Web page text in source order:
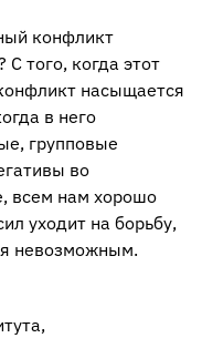
конфликт
С того, когда этот
насыщается
в него
групповые
во
всем нам хорошо
уходит на борьбу,
невозможным.